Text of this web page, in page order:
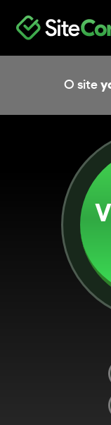
O site